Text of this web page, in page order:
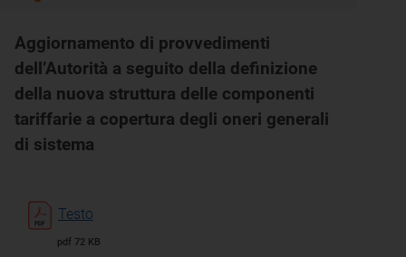
Aggiornamento di provvedimenti
dell’Autorità a seguito della definizione
della nuova struttura delle componenti
tariffarie a copertura degli oneri generali
di sistema
Testo
pdf 72 KB